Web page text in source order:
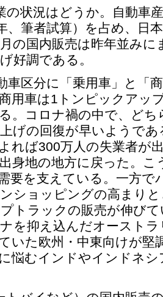
の状況はどうか。自動車
、筆者試算）を占め、日
の国内販売は昨年並みに
好調である。
車区分に「乗用車」と「
用車は1トンピックアッ
。コロナ禍の中で、どち
げの回復が早いようで
れば300万人の失業者が
身地の地方に戻った。こ
要を支えている。一方で
ショッピングの高まり
トラックの販売が伸び
を抑え込んだオースト
いた欧州・中東向けが堅
悩むインドやインドネ